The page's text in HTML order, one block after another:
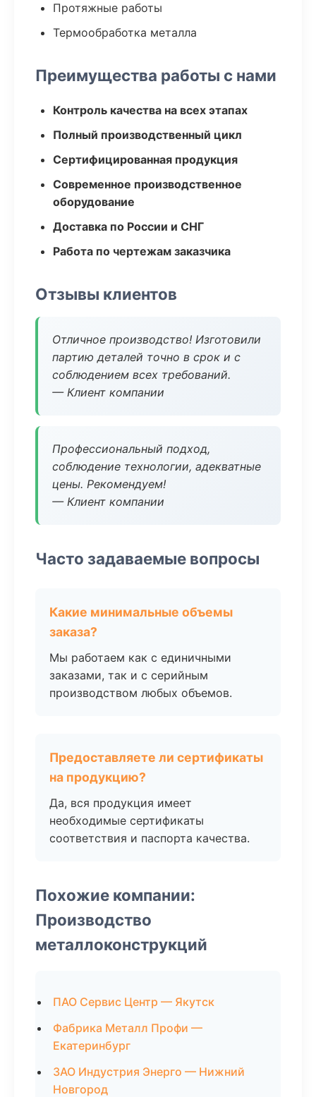
Протяжные работы
Термообработка металла
Преимущества работы с нами
Контроль качества на всех этапах
Полный производственный цикл
Сертифицированная продукция
Современное производственное
оборудование
Доставка по России и СНГ
Работа по чертежам заказчика
Отзывы клиентов
Отличное производство! Изготовили
партию деталей точно в срок и с
соблюдением всех требований.
— Клиент компании
Профессиональный подход,
соблюдение технологии, адекватные
цены. Рекомендуем!
— Клиент компании
Часто задаваемые вопросы
Какие минимальные объемы
заказа?
Мы работаем как с единичными
заказами, так и с серийным
производством любых объемов.
Предоставляете ли сертификаты
на продукцию?
Да, вся продукция имеет
необходимые сертификаты
соответствия и паспорта качества.
Похожие компании:
Производство
металлоконструкций
ПАО Сервис Центр — Якутск
Фабрика Металл Профи —
Екатеринбург
ЗАО Индустрия Энерго — Нижний
Новгород